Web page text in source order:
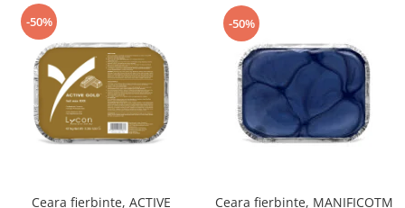
-50%
Ceara fierbinte, ACTIVE
-50%
Ceara fierbinte, MANIFICOTM